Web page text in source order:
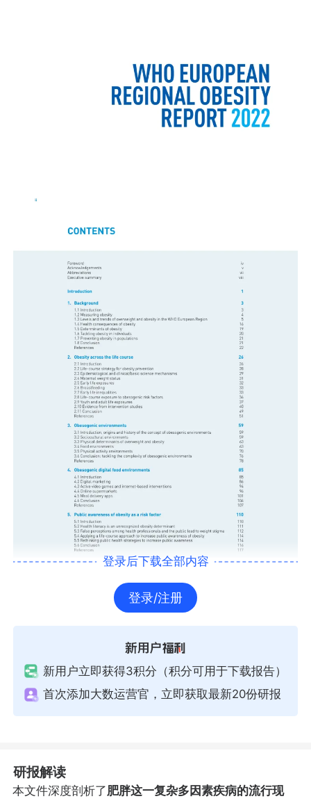
登录后下载全部内容
登录/注册
新用户立即获得3积分（积分可用于下载报告）
首次添加大数运营官，立即获取最新20份研报
研报解读
本文件深度剖析了肥胖这一复杂多因素疾病的流行现